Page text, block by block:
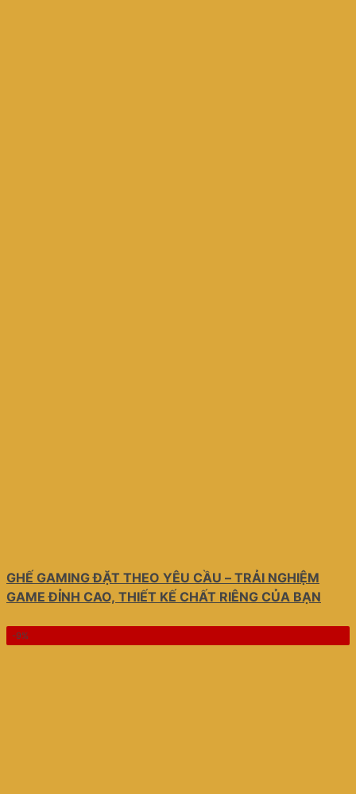
GHẾ GAMING ĐẶT THEO YÊU CẦU – TRẢI NGHIỆM
GAME ĐỈNH CAO, THIẾT KẾ CHẤT RIÊNG CỦA BẠN
-9%